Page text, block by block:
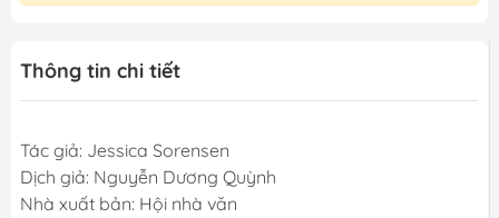
Thông tin chi tiết
Tác giả: Jessica Sorensen
Dịch giả: Nguyễn Dương Quỳnh
Nhà xuất bản: Hội nhà văn